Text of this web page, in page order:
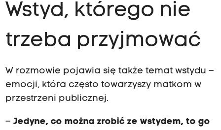
Wstyd, którego nie
trzeba przyjmować
W rozmowie pojawia się także temat wstydu –
emocji, która często towarzyszy matkom w
przestrzeni publicznej.
– Jedyne, co można zrobić ze wstydem, to go